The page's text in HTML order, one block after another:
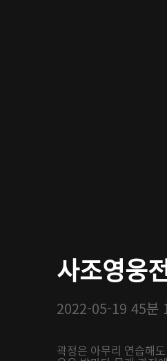
사조영웅
2022-05-19 45분
곽정은 아무리 연습해